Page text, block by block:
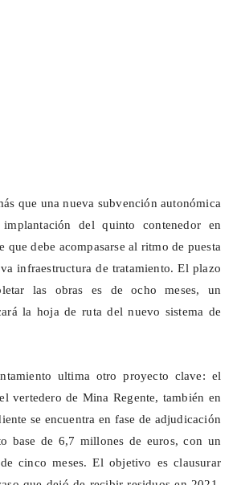
que una nueva subvención autonómica
del quinto contenedor en
que debe acompasarse al ritmo de puesta
infraestructura de tratamiento. El plazo
las obras es de ocho meses, un
la hoja de ruta del nuevo sistema de
ultima otro proyecto clave: el
vertedero de Mina Regente, también en
se encuentra en fase de adjudicación
base de 6,7 millones de euros, con un
cinco meses. El objetivo es clausurar